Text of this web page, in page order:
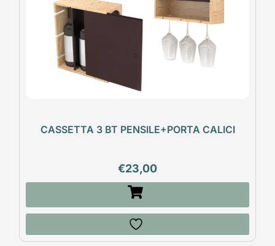
CASSETTA 3 BT PENSILE+PORTA CALICI
€23,00